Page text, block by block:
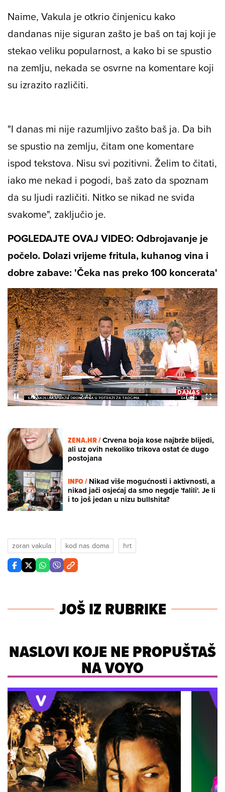
Naime, Vakula je otkrio činjenicu kako
dandanas nije siguran zašto je baš on taj koji je
stekao veliku popularnost, a kako bi se spustio
na zemlju, nekada se osvrne na komentare koji
su izrazito različiti.
"I danas mi nije razumljivo zašto baš ja. Da bih
se spustio na zemlju, čitam one komentare
ispod tekstova. Nisu svi pozitivni. Želim to čitati,
iako me nekad i pogodi, baš zato da spoznam
da su ljudi različiti. Nitko se nikad ne sviđa
svakome", zaključio je.
POGLEDAJTE OVAJ VIDEO: Odbrojavanje je
počelo. Dolazi vrijeme fritula, kuhanog vina i
dobre zabave: 'Čeka nas preko 100 koncerata'
Unmute /
Loaded:
9.88%
ZENA.HR /Crvena boja kose najbrže blijedi,
ali uz ovih nekoliko trikova ostat će dugo
postojana
INFO /Nikad više mogućnosti i aktivnosti, a
nikad jači osjećaj da smo negdje 'falili'. Je li
i to još jedan u nizu bullshita?
zoran vakula kod nas doma hrt
JOŠ IZ RUBRIKE
NASLOVI KOJE NE PROPUŠTAŠ
NA VOYO